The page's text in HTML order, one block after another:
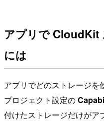
アプリで CloudKit
には
アプリでどのストレージ
プロジェクト設定の
付けたストレージだけがア